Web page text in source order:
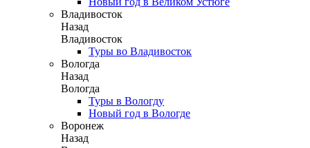
Владивосток
Назад
Владивосток
Туры во Владивосток
Вологда
Назад
Вологда
Туры в Вологду
Новый год в Вологде
Воронеж
Назад